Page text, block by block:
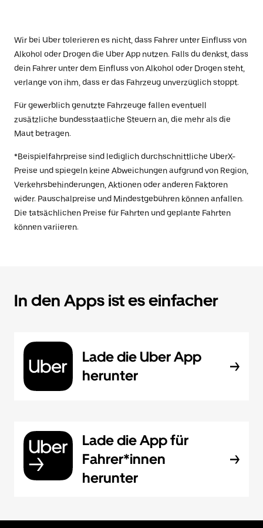
Wir bei Uber tolerieren es nicht, dass Fahrer unter Einfluss von
Alkohol oder Drogen die Uber App nutzen. Falls du denkst, dass
dein Fahrer unter dem Einfluss von Alkohol oder Drogen steht,
verlange von ihm, dass er das Fahrzeug unverzüglich stoppt.
Für gewerblich genutzte Fahrzeuge fallen eventuell
zusätzliche bundesstaatliche Steuern an, die mehr als die
Maut betragen.
*Beispielfahrpreise sind lediglich durchschnittliche UberX-
Preise und spiegeln keine Abweichungen aufgrund von Region,
Verkehrsbehinderungen, Aktionen oder anderen Faktoren
wider. Pauschalpreise und Mindestgebühren können anfallen.
Die tatsächlichen Preise für Fahrten und geplante Fahrten
können variieren.
In den Apps ist es einfacher
Lade die Uber App
herunter
Lade die App für
Fahrer*innen
herunter